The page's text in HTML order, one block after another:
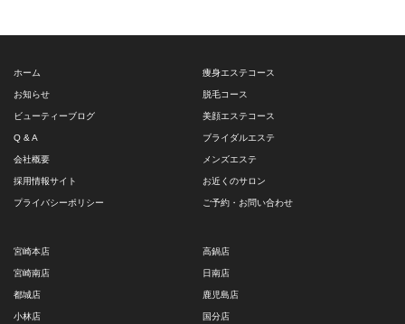
ホーム
お知らせ
ビューティーブログ
Q & A
会社概要
採用情報サイト
プライバシーポリシー
痩身エステコース
脱毛コース
美顔エステコース
ブライダルエステ
メンズエステ
お近くのサロン
ご予約・お問い合わせ
宮崎本店
宮崎南店
都城店
小林店
高鍋店
日南店
鹿児島店
国分店